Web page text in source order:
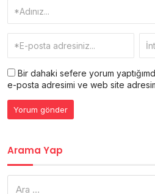
Bir dahaki sefere yorum
e-posta adresimi ve web site
Arama Yap